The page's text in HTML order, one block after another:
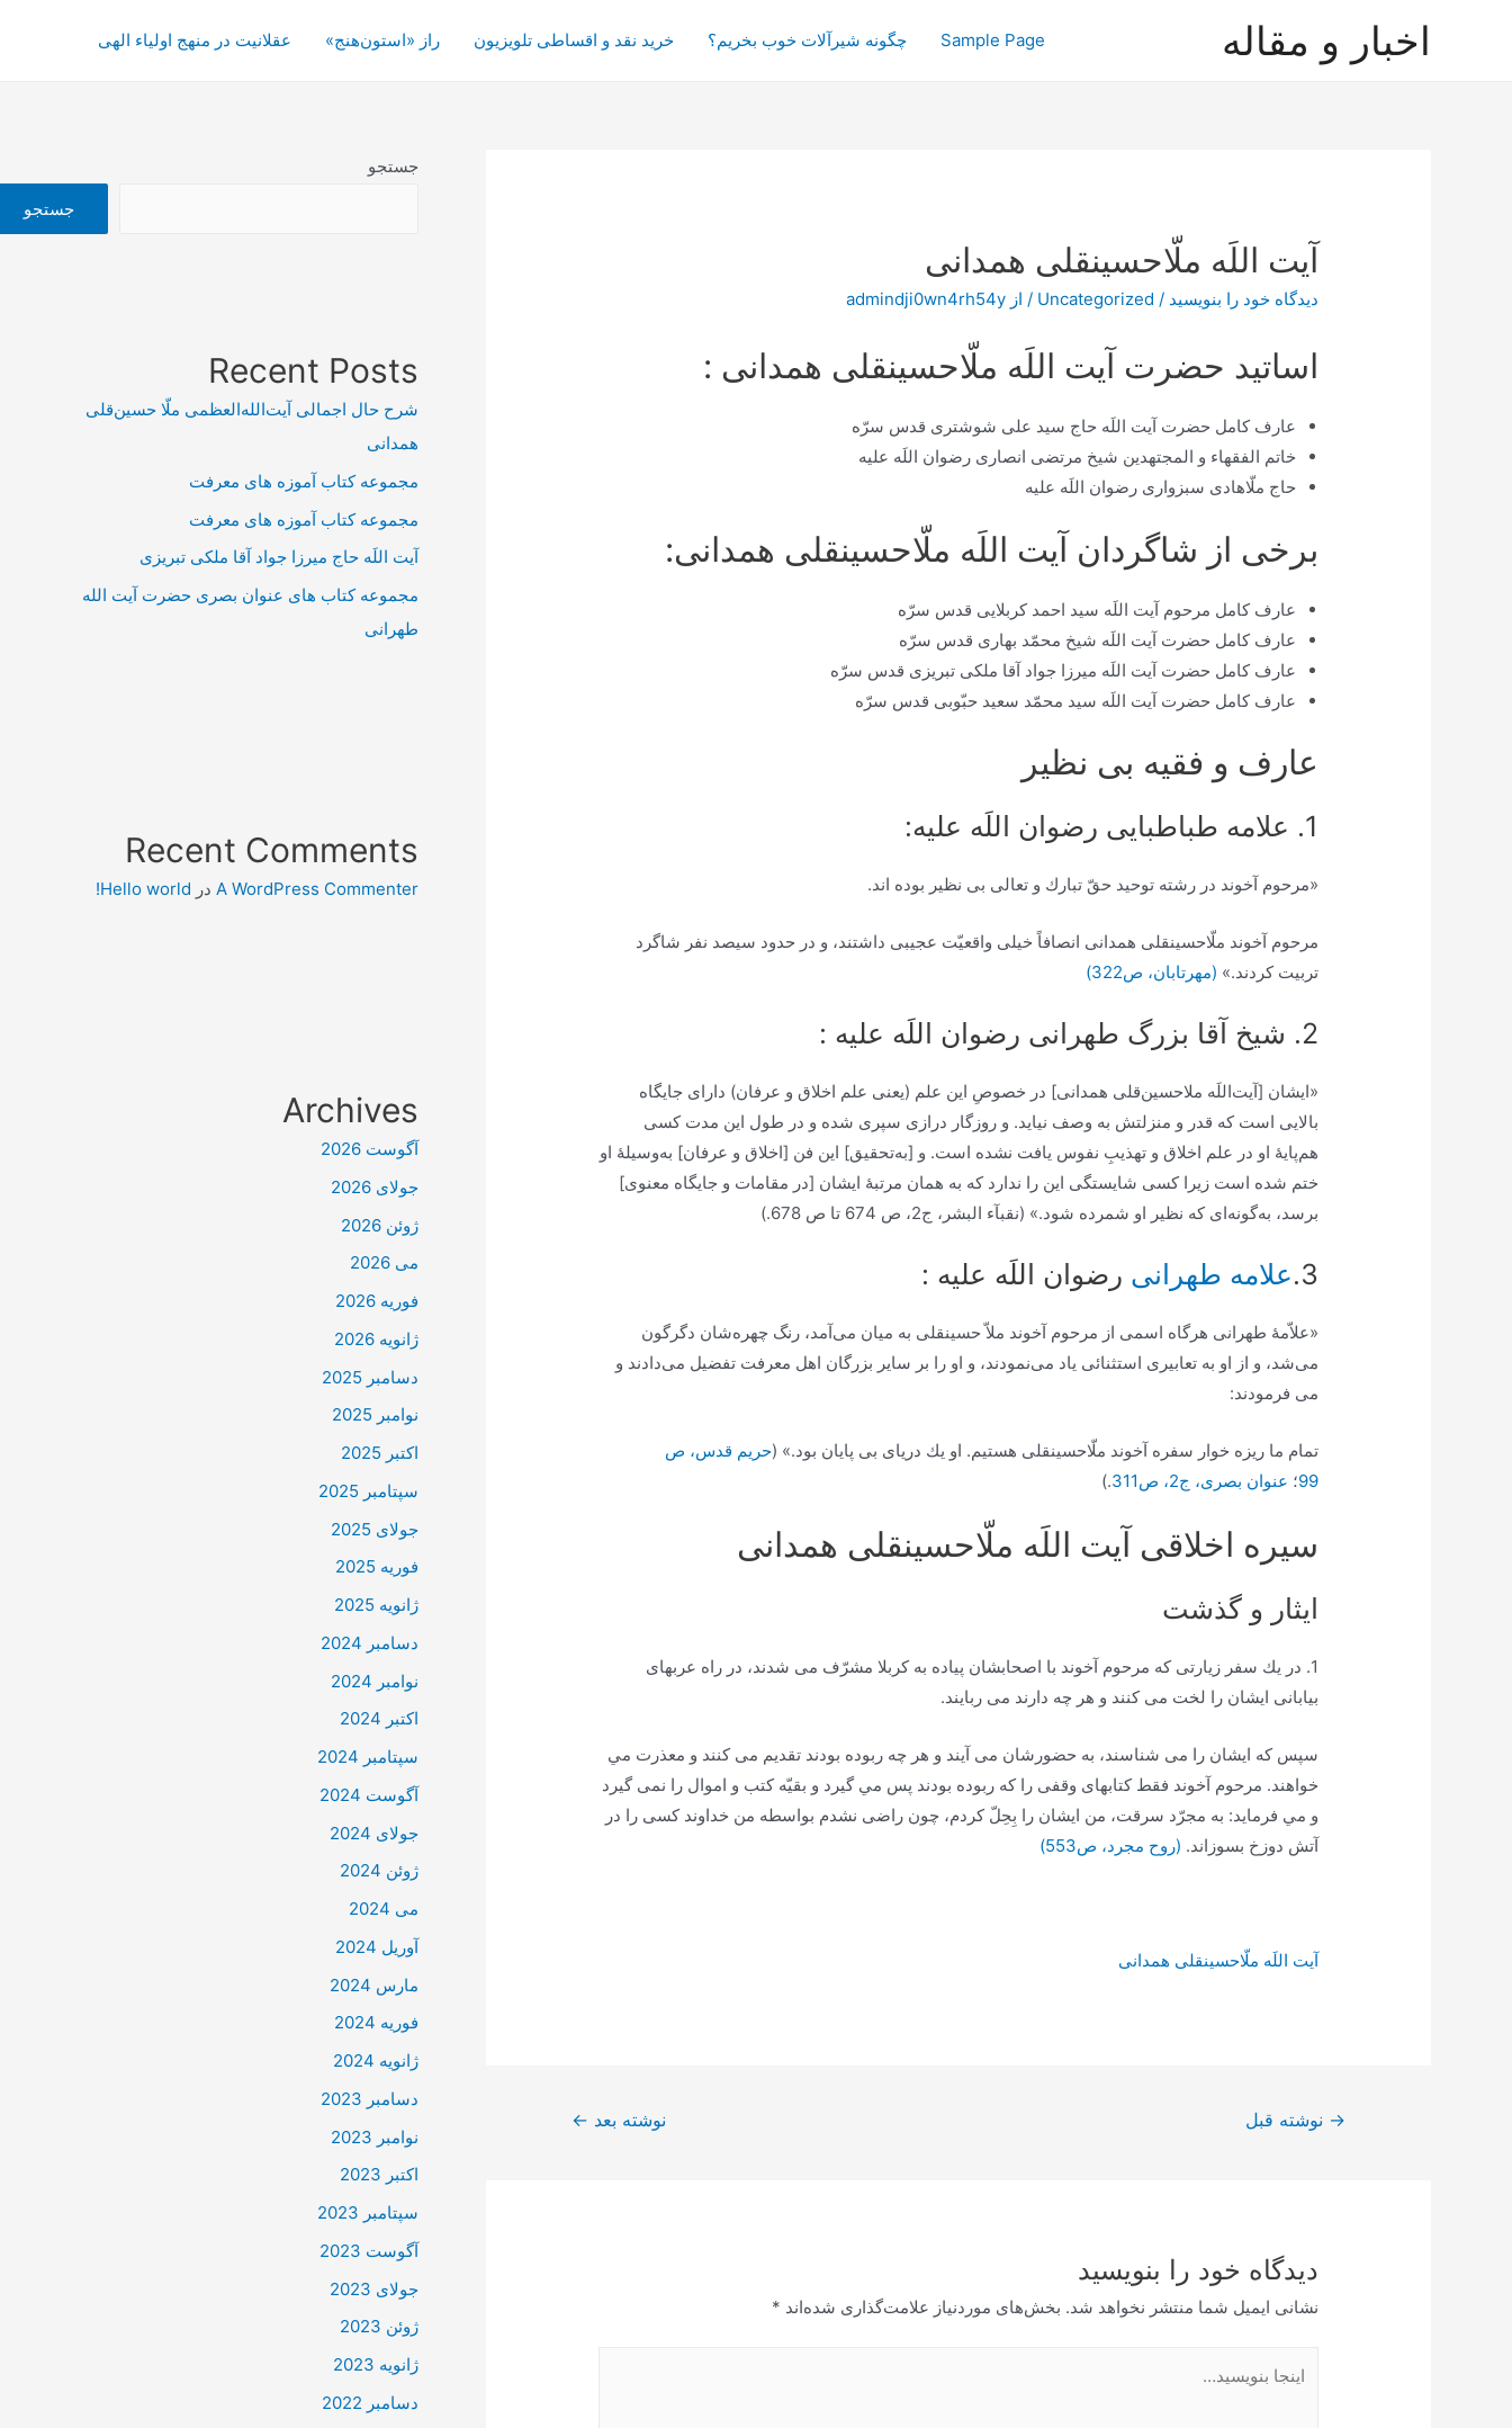
اخبار و مقاله Sample Page چگونه شیرآلات خوب بخریم؟ خرید نقد و اقساطی تلویزیون راز «استون‌هنج» عقلانیت در منهج اولیاء الهی
آیت اللَه ملّاحسینقلی همدانی
دیدگاه‌ خود را بنویسید /
Uncategorized / از admindji0wn4rh54y
اساتید حضرت آیت اللَه ملّاحسینقلی همدانی :
عارف کامل حضرت آیت اللَه حاج سید علی شوشتری قدس سرّه
خاتم الفقهاء و المجتهدین شیخ مرتضی انصاری رضوان اللَه علیه
حاج ملّاهادی سبزواری رضوان اللَه علیه
برخی از شاگردان آیت اللَه ملّاحسینقلی همدانی:
عارف کامل مرحوم آیت اللَه سيد احمد كربلايى قدس سرّه
عارف کامل حضرت آیت اللَه شيخ محمّد بهارى قدس سرّه
عارف کامل حضرت آیت اللَه میرزا جواد آقا ملکی تبریزی قدس سرّه
عارف کامل حضرت آیت اللَه سيد محمّد سعيد حبّوبى قدس سرّه
عارف و فقیه بی نظیر
1. علامه طباطبایی رضوان اللَه علیه:
«مرحوم آخوند در رشته توحيد حقّ تبارك و تعالى بى نظير بوده‏ اند.
مرحوم آخوند ملّاحسينقلى همدانى انصافاً خيلى واقعيّت عجيبى داشتند، و در حدود سيصد نفر شاگرد
تربيت كردند.» (مهرتابان، ص322)
2. شیخ آقا بزرگ طهرانی رضوان اللَه علیه :
«ایشان [آیت‌اللَه ملاحسین‌قلی همدانی] در خصوصِ این علم (یعنی علم اخلاق و عرفان) دارای جایگاه
بالایی است که قدر و منزلتش به وصف نیاید. و روزگار درازی سپری شده و در طول این مدت کسی
هم‌پایۀ او در علم اخلاق و تهذیبِ نفوس یافت نشده است. و [به‌تحقیق] این فن [اخلاق و عرفان] به‌وسیلۀ او
ختم شده است زیرا کسی شایستگی این را ندارد که به همان مرتبۀ ایشان [در مقامات و جایگاه معنوی]
برسد، به‌گونه‌ای که نظیر او شمرده شود.» (نقبآء البشر، ج2، ص 674 تا ص 678.)
3. علامه طهرانی رضوان اللَه علیه :
«علاّمۀ طهرانی هرگاه اسمی از مرحوم آخوند ملاّ حسینقلی به میان می‌آمد، رنگ چهره‌شان دگرگون
می‌شد، و از او به تعابیری استثنائی یاد می‌نمودند، و او را بر سایر بزرگان اهل معرفت تفضیل می‌دادند و
می فرمودند:
تمام ما ريزه ‏خوار سفره آخوند ملّاحسين‏قلى هستيم. او يك درياى بى ‏پايان بود.» (حریم قدس، ص
99؛ عنوان بصری، ج2، ص311 .)
سیره اخلاقی آیت اللَه ملّاحسینقلی همدانی
ایثار و گذشت
1. در يك سفر زيارتى كه مرحوم آخوند با اصحابشان پياده به كربلا مشرّف مى ‏شدند، در راه عرب‏هاى
بيابانى ايشان را لخت مى ‏كنند و هر چه دارند مى ‏ربايند.
سپس كه ايشان را مى‏ شناسند، به حضورشان مى ‏آيند و هر چه ربوده بودند تقديم مى‏ كنند و معذرت مي
خواهند. مرحوم آخوند فقط كتابهاى وقفى را كه ربوده بودند پس مي گيرد و بقيّه كتب و اموال را نمى ‏گيرد
و مي فرمايد: به مجرّد سرقت، من ايشان را بِحِلّ كردم، چون راضى نشدم بواسطه من خداوند كسى را در
آتش دوزخ بسوزاند. (روح مجرد، ص553)
آیت اللَه ملّاحسینقلی همدانی
→ نوشته قبل نوشته بعد ←
دیدگاه‌ خود را بنویسید
نشانی ایمیل شما منتشر نخواهد شد. بخش‌های موردنیاز علامت‌گذاری شده‌اند *
بنویسید…
جستجو
جستجو
Recent Posts
شرح حال اجمالی آیت‌الله‌العظمی ملّا حسین‌قلی
همدانی
مجموعه کتاب آموزه های معرفت
مجموعه کتاب آموزه های معرفت
آیت اللَه حاج میرزا جواد آقا ملکی تبریزی
مجموعه کتاب های عنوان بصری حضرت آیت الله
طهرانی
Recent Comments
A WordPress Commenter در Hello world!
Archives
آگوست 2026
جولای 2026
ژوئن 2026
می 2026
فوریه 2026
ژانویه 2026
دسامبر 2025
نوامبر 2025
اکتبر 2025
سپتامبر 2025
جولای 2025
فوریه 2025
ژانویه 2025
دسامبر 2024
نوامبر 2024
اکتبر 2024
سپتامبر 2024
آگوست 2024
جولای 2024
ژوئن 2024
می 2024
آوریل 2024
مارس 2024
فوریه 2024
ژانویه 2024
دسامبر 2023
نوامبر 2023
اکتبر 2023
سپتامبر 2023
آگوست 2023
جولای 2023
ژوئن 2023
ژانویه 2023
دسامبر 2022